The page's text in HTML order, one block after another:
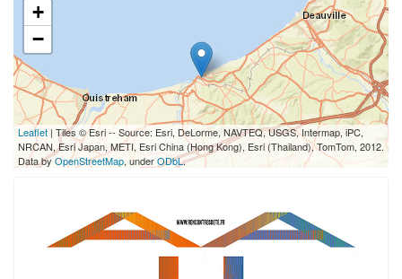
+
−
Leaflet | Tiles © Esri -- Source: Esri, DeLorme, NAVTEQ, USGS, Intermap, iPC,
NRCAN, Esri Japan, METI, Esri China (Hong Kong), Esri (Thailand), TomTom, 2012.
Data byOpenStreetMap, underODbL.